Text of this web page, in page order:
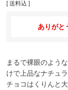
送料込
ありがと
まるで裸眼のよう
けで上品なナチュ
チョコはくりんと